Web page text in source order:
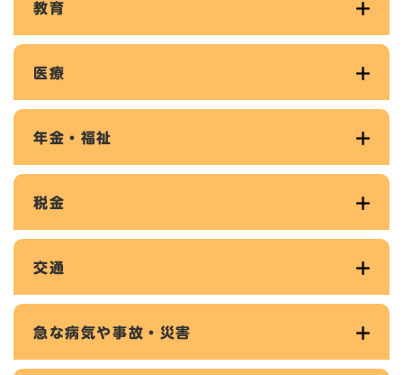
教育
医療
年金・福祉
税金
交通
急な病気や事故・災害